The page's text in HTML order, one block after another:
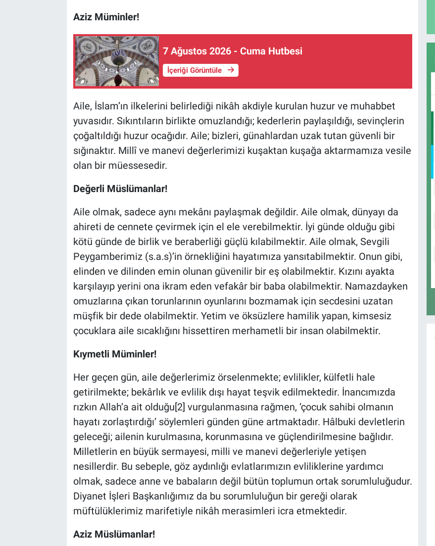
Aziz Müminler!
7 Ağustos 2026 - Cuma Hutbesi
İçeriği Görüntüle
Aile, İslam’ın ilkelerini belirlediği nikâh akdiyle kurulan huzur ve muhabbet
yuvasıdır. Sıkıntıların birlikte omuzlandığı; kederlerin paylaşıldığı, sevinçlerin
çoğaltıldığı huzur ocağıdır. Aile; bizleri, günahlardan uzak tutan güvenli bir
sığınaktır. Millî ve manevi değerlerimizi kuşaktan kuşağa aktarmamıza vesile
olan bir müessesedir.
Değerli Müslümanlar!
Aile olmak, sadece aynı mekânı paylaşmak değildir. Aile olmak, dünyayı da
ahireti de cennete çevirmek için el ele verebilmektir. İyi günde olduğu gibi
kötü günde de birlik ve beraberliği güçlü kılabilmektir. Aile olmak, Sevgili
Peygamberimiz (s.a.s)’in örnekliğini hayatımıza yansıtabilmektir. Onun gibi,
elinden ve dilinden emin olunan güvenilir bir eş olabilmektir. Kızını ayakta
karşılayıp yerini ona ikram eden vefakâr bir baba olabilmektir. Namazdayken
omuzlarına çıkan torunlarının oyunlarını bozmamak için secdesini uzatan
müşfik bir dede olabilmektir. Yetim ve öksüzlere hamilik yapan, kimsesiz
çocuklara aile sıcaklığını hissettiren merhametli bir insan olabilmektir.
Kıymetli Müminler!
Her geçen gün, aile değerlerimiz örselenmekte; evlilikler, külfetli hale
getirilmekte; bekârlık ve evlilik dışı hayat teşvik edilmektedir. İnancımızda
rızkın Allah’a ait olduğu[2] vurgulanmasına rağmen, ‘çocuk sahibi olmanın
hayatı zorlaştırdığı’ söylemleri günden güne artmaktadır. Hâlbuki devletlerin
geleceği; ailenin kurulmasına, korunmasına ve güçlendirilmesine bağlıdır.
Milletlerin en büyük sermayesi, milli ve manevi değerleriyle yetişen
nesillerdir. Bu sebeple, göz aydınlığı evlatlarımızın evliliklerine yardımcı
olmak, sadece anne ve babaların değil bütün toplumun ortak sorumluluğudur.
Diyanet İşleri Başkanlığımız da bu sorumluluğun bir gereği olarak
müftülüklerimiz marifetiyle nikâh merasimleri icra etmektedir.
Aziz Müslümanlar!